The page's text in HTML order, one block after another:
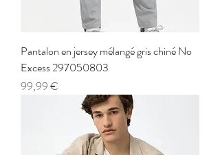
Pantalon en jersey mélangé gris chiné No
Excess 297050803
Prix
99,99 €